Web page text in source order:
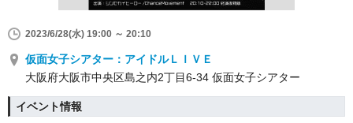
2023/6/28(水) 19:00 ～ 20:10
仮面女子シアター：アイドルＬＩＶＥ
大阪府大阪市中央区島之内2丁目6-34 仮面女子シアター
イベント情報